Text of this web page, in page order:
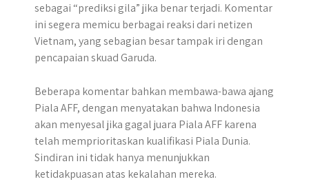
sebagai “prediksi gila” jika benar terjadi. Komentar
ini segera memicu berbagai reaksi dari netizen
Vietnam, yang sebagian besar tampak iri dengan
pencapaian skuad Garuda.
Beberapa komentar bahkan membawa-bawa ajang
Piala AFF, dengan menyatakan bahwa Indonesia
akan menyesal jika gagal juara Piala AFF karena
telah memprioritaskan kualifikasi Piala Dunia.
Sindiran ini tidak hanya menunjukkan
ketidakpuasan atas kekalahan mereka.